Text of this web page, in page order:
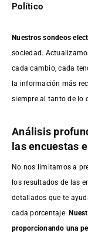
Político
Nuestros sondeos
sociedad.
cada cambio, cada
la información más
siempre al tanto de lo
Análisis
las encuestas
No nos limitamos a
los resultados de las
detallados que te
cada porcentaje.
proporcionando una